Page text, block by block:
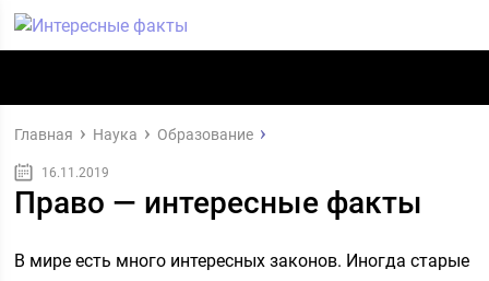
Главная Наука Образование
16.11.2019
Право — интересные факты
В мире есть много интересных законов. Иногда старые